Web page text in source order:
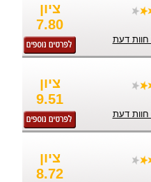
ציון
7.80
חוות דעת
ציון
9.51
חוות דעת
ציון
8.72